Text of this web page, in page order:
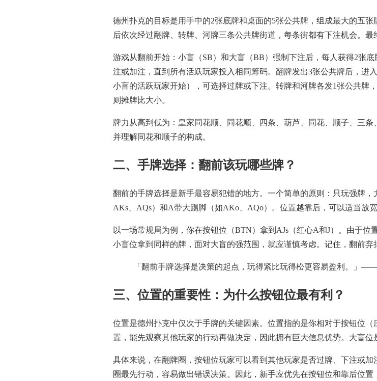
德州扑克的目标是用手中的2张底牌和桌面的5张公共牌，组成最大的五
后依次经过翻牌、转牌、河牌三条公共牌街道，每条街都有下注机会。最
游戏从翻前开始：小盲（SB）和大盲（BB）强制下注后，每人获得2张
注或加注，直到所有活跃玩家投入相同筹码。翻牌发出3张公共牌后，进
小盲的活跃玩家开始），可选择过牌或下注。转牌和河牌各发1张公共牌
则摊牌比大小。
牌力从高到低为：皇家同花顺、同花顺、四条、葫芦、同花、顺子、三
并理解同花和顺子的构成。
二、手牌选择：翻前该玩哪些牌？
翻前的手牌选择是新手最容易犯错的地方。一个简单的原则：只玩强牌
AKs、AQs）和A带大踢脚（如AKo、AQo）。位置越靠后，可以适当放
以一场常规局为例，你在按钮位（BTN）拿到AJs（红心A和J）。由于
小盲位拿到同样的牌，面对大盲的强范围，就应谨慎考虑。记住，翻前弃
「翻前手牌选择是决策的起点，玩得紧比玩得松更容易盈利。」
三、位置的重要性：为什么按钮位最有利？
位置是德州扑克中仅次于手牌的关键因素。位置指的是你相对于按钮位
置，能先观察其他玩家的行动再做决定，因此拥有巨大信息优势。大盲位
具体来说，在翻牌圈，按钮位玩家可以看到其他玩家是否过牌、下注或
圈最先行动，容易做出错误决策。因此，新手应优先在按钮位和靠后位